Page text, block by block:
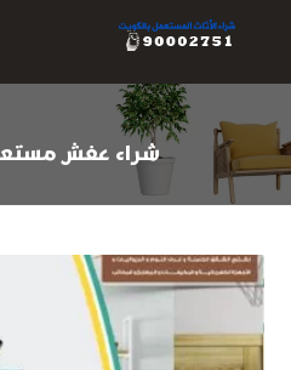
شراء عفش